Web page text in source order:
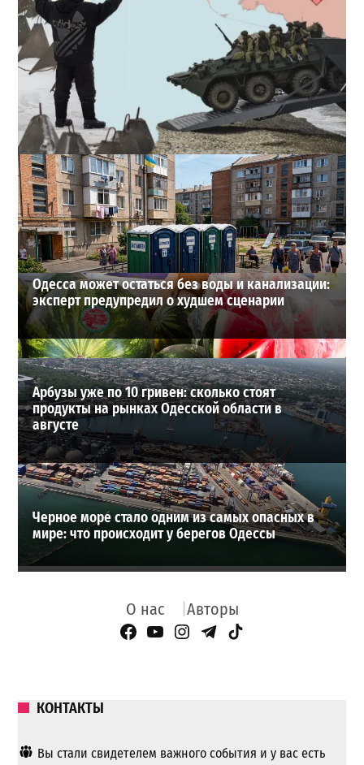
Полковник ВСУ рассказал, выдержит ли Одесса
новое наступление
2
2026-07-27
ВИБОР РЕДАКЦИИ
Одесса может остаться без воды и канализации:
эксперт предупредил о худшем сценарии
Арбузы уже по 10 гривен: сколько стоят
продукты на рынках Одесской области в
августе
Черное море стало одним из самых опасных в
мире: что происходит у берегов Одессы
О нас Авторы
Facebook Page
YouTube
Instagram
Telegram
TikTok
КОНТАКТЫ
Вы стали свидетелем важного события и у вас есть